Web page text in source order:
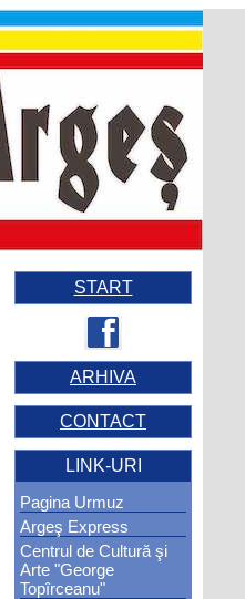
START
ARHIVA
CONTACT
LINK-URI
Pagina Urmuz
Argeş Express
Centrul de Cultură şi
Arte "George
Topîrceanu"